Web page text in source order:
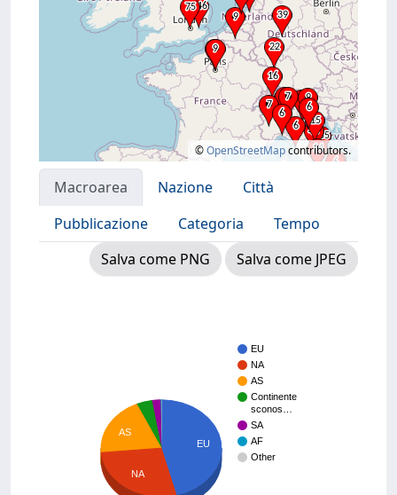
©OpenStreetMapcontributors.
Macroarea Nazione
Città
Pubblicazione
Categoria
Tempo
Salva come PNG
Salva come JPEG
EU
NA
AS
Continente
sconos…
SA
AF
Other
EU
AS
NA